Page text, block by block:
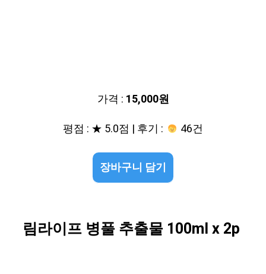
가격 : 15,000원
평점 : ★ 5.0점 | 후기 :
46건
장바구니 담기
림라이프 병풀 추출물 100ml x 2p